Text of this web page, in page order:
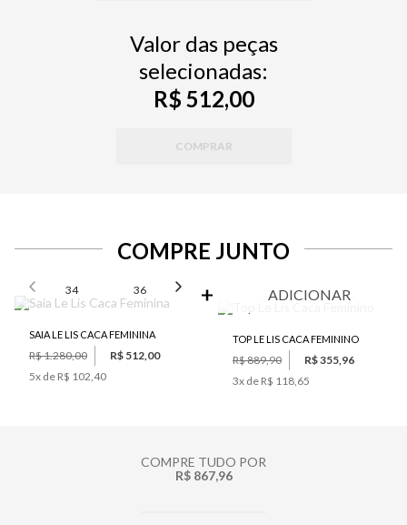
Valor das peças
selecionadas:
R$ 512,00
COMPRAR
COMPRE JUNTO
34 36 38 40 42
SAIA LE LIS CACA FEMININA
R$ 1.280,00
R$ 512,00
5x de R$ 102,40
ADICIONAR
TOP LE LIS CACA FEMININO
R$ 889,90
R$ 355,96
3x de R$ 118,65
COMPRE TUDO POR
R$ 867,96